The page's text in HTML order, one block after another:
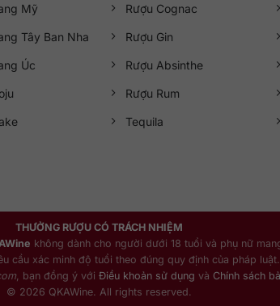
Mỹ
Tây Ban Nha
Úc
Rượu Cognac
Rượu Gin
Rượu Absinthe
Rượu Rum
Tequila
THƯỞNG RƯỢU CÓ TRÁCH NHIỆM
không dành cho người dưới 18 tuổi và phụ nữ
cầu xác minh độ tuổi theo đúng quy định của pháp luật.
, bạn đồng ý với Điều khoản sử dụng và Chính sách
© 2026 QKAWine. All rights reserved.